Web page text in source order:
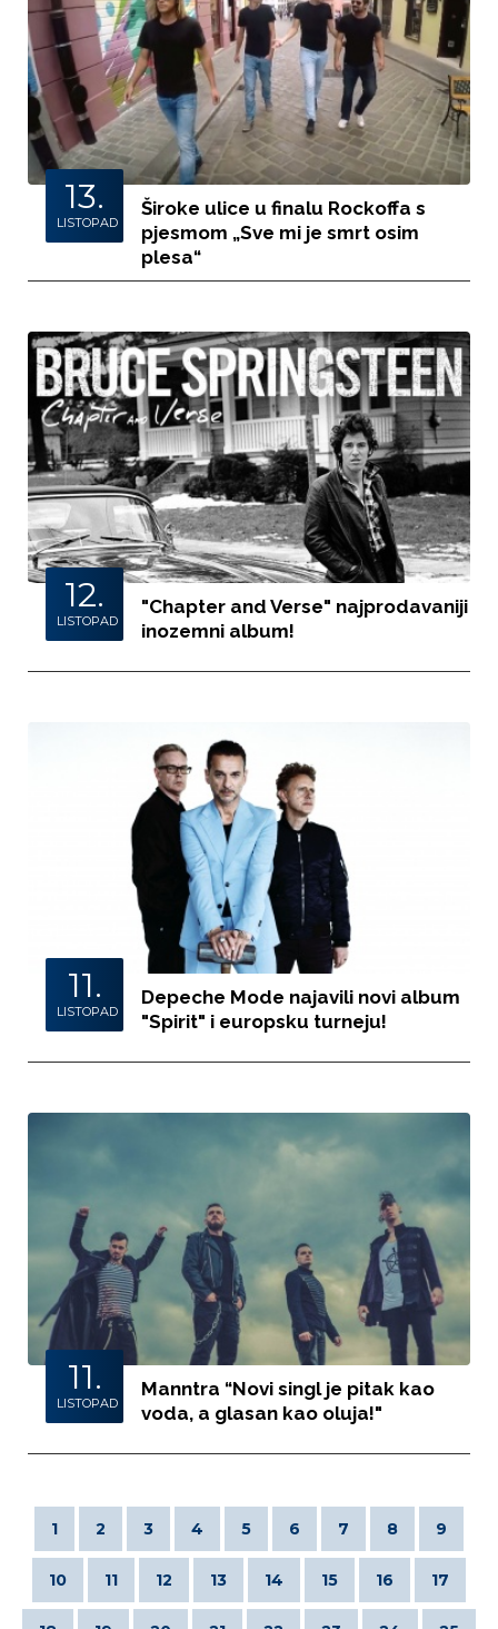
13.
LISTOPAD
Široke ulice u finalu Rockoffa s
pjesmom „Sve mi je smrt osim
plesa“
12.
LISTOPAD
"Chapter and Verse" najprodavaniji
inozemni album!
11.
LISTOPAD
Depeche Mode najavili novi album
"Spirit" i europsku turneju!
11.
LISTOPAD
Manntra “Novi singl je pitak kao
voda, a glasan kao oluja!"
1 2 3 4 5 6 7 8 9
10 11 12 13 14 15 16 17